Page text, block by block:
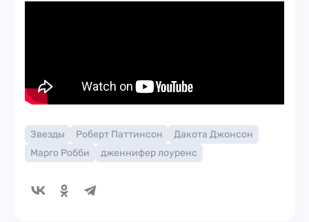
Звезды Роберт Паттинсон
Дакота Джонсон
Марго Робби
дженнифер лоуренс